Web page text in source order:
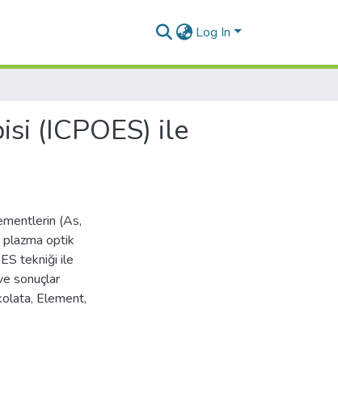
Log In
(ICPOES) ile
(As,
plazma optik
tekniği ile
sonuçlar
Element,